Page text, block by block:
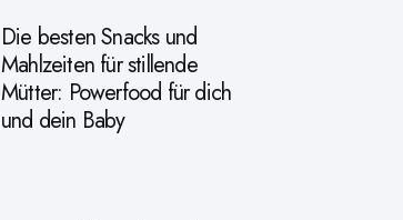
Die besten Snacks und
Mahlzeiten für stillende
Mütter: Powerfood für dich
und dein Baby